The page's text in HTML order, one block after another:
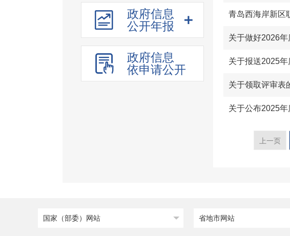
行政处罚和强制
行政许可
其他管理服务
招投标行政监督责任清
政府信息
公开年报
政府信息
依申请公开
青岛西海岸新区
关于做好2026
关于报送2025
关于领取评审表
上一页
国家（部委）网站 省地市网站